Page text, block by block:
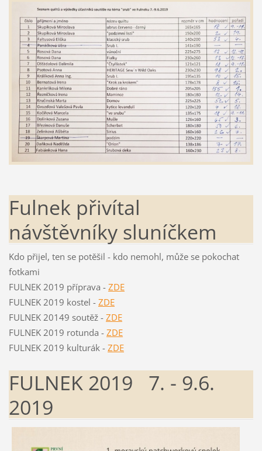
Fulnek přivítal
návštěvníky sluníčkem
Kdo přijel, ten se potěšil - kdo nemohl, může se pokochat
fotkami
FULNEK 2019 příprava - ZDE
FULNEK 2019 kostel - ZDE
FULNEK 20149 soutěž - ZDE
FULNEK 2019 rotunda - ZDE
FULNEK 2019 kulturák - ZDE
FULNEK 2019 7. - 9.6.
2019